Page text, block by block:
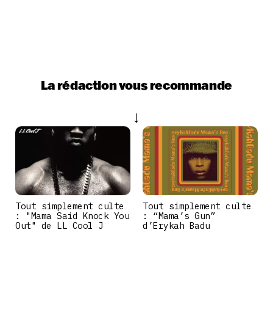
La rédaction vous recommande
Tout simplement culte
: "Mama Said Knock You
Out" de LL Cool J
Tout simplement culte
: “Mama’s Gun”
d’Erykah Badu